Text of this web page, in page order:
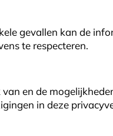
gevallen kan de
te respecteren.
en de
in deze